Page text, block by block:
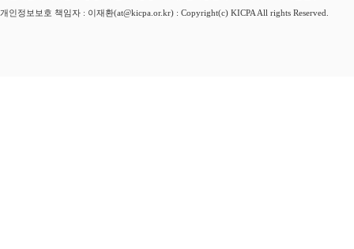
개인정보보호 책임자 : 이재환(at@kicpa.or.kr) : Copyright(c) KICPA All rights Reserved.